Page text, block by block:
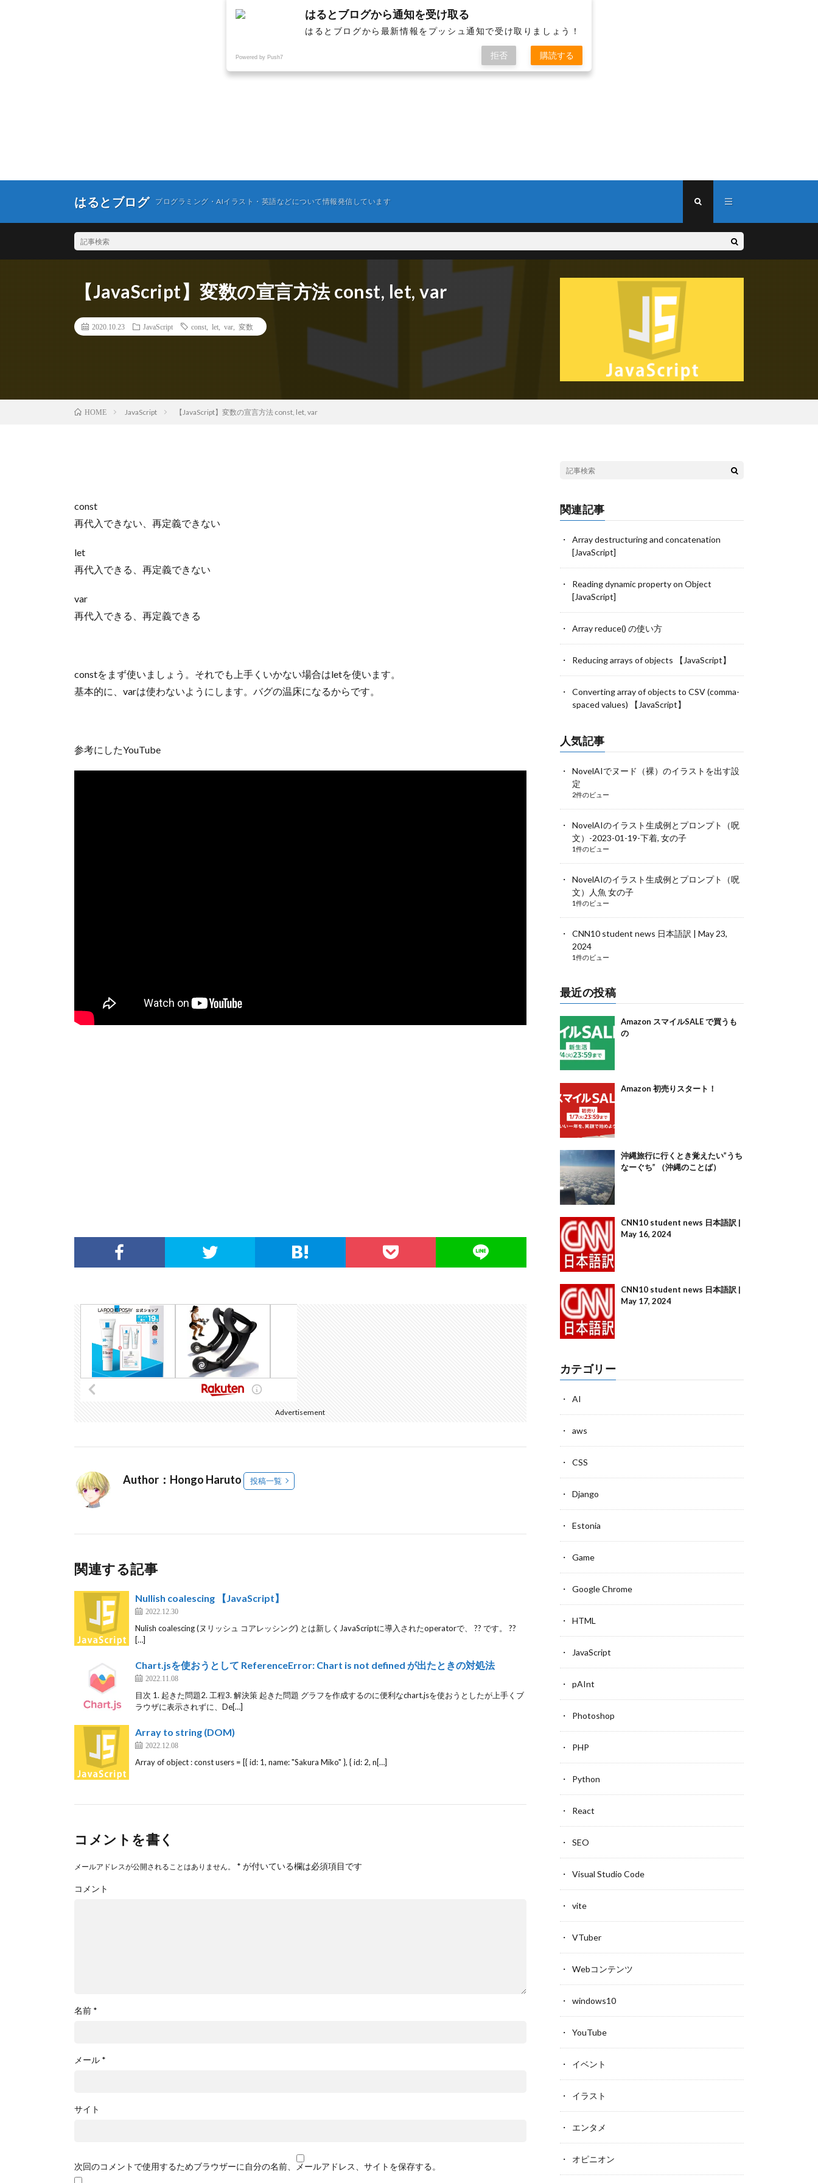
はるとブログ プログラミング・AIイラスト・英語などについて情報発信しています
【JavaScript】変数の宣言方法 const, let, var
2020.10.23 JavaScript const let var 変数
HOME JavaScript 【JavaScript】変数の宣言方法 const, let, var
const
再代入できない、再定義できない
let
再代入できる、再定義できない
var
再代入できる、再定義できる
constをまず使いましょう。それでも上手くいかない場合はletを使います。
基本的に、varは使わないようにします。バグの温床になるからです。
参考にしたYouTube
Advertisement
Author：Hongo Haruto 投稿一覧
関連する記事
Nullish coalescing 【JavaScript】
2022.12.30
Nulish coalescing (ヌリッシュ コアレッシング) とは新しくJavaScriptに導入されたoperatorで、 ?? です。 ??
[…]
Chart.jsを使おうとして ReferenceError: Chart is not defined が出たときの対処法
2022.11.08
目次 1. 起きた問題2. 工程3. 解決策 起きた問題 グラフを作成するのに便利なchart.jsを使おうとしたが上手くブ
ラウザに表示されずに、De[…]
Array to string (DOM)
2022.12.08
Array of object : const users = [{ id: 1, name: "Sakura Miko" }, { id: 2, n[…]
コメントを書く
メールアドレスが公開されることはありません。 * が付いている欄は必須項目です
コメント
名前 *
メール *
サイト
次回のコメントで使用するためブラウザーに自分の名前、メールアドレス、サイトを保存する。
関連記事
Array destructuring and concatenation
[JavaScript]
Reading dynamic property on Object
[JavaScript]
Array reduce() の使い方
Reducing arrays of objects 【JavaScript】
Converting array of objects to CSV (comma-
spaced values) 【JavaScript】
人気記事
NovelAIでヌード（裸）のイラストを出す設
定
2件のビュー
NovelAIのイラスト生成例とプロンプト（呪
文）-2023-01-19-下着, 女の子
1件のビュー
NovelAIのイラスト生成例とプロンプト（呪
文）人魚 女の子
1件のビュー
CNN10 student news 日本語訳 | May 23,
2024
1件のビュー
最近の投稿
Amazon スマイルSALE で買うも
の
Amazon 初売りスタート！
沖縄旅行に行くとき覚えたい”うち
なーぐち” （沖縄のことば）
CNN10 student news 日本語訳 |
May 16, 2024
CNN10 student news 日本語訳 |
May 17, 2024
カテゴリー
AI
aws
CSS
Django
Estonia
Game
Google Chrome
HTML
JavaScript
pAInt
Photoshop
PHP
Python
React
SEO
Visual Studio Code
vite
VTuber
Webコンテンツ
windows10
YouTube
イベント
イラスト
エンタメ
オピニオン
はるとブログから通知を受け取る
はるとブログから最新情報をプッシュ通知で受け取りましょう！
Powered by Push7 拒否 購読する